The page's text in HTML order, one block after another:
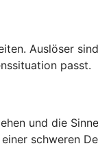
Auslöser
passt.
und die
schweren